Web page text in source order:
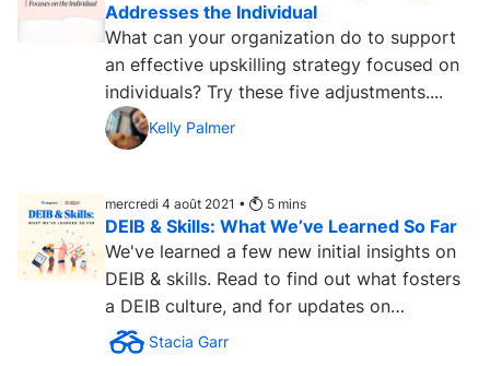
Addresses the Individual
What can your organization do to support
an effective upskilling strategy focused on
individuals? Try these five adjustments....
Kelly Palmer
mercredi 4 août 2021 • 5 mins
DEIB & Skills: What We’ve Learned So Far
We've learned a few new initial insights on
DEIB & skills. Read to find out what fosters
a DEIB culture, and for updates on
continuing research....
Stacia Garr